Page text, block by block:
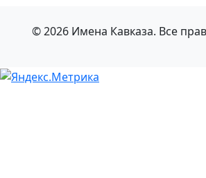
© 2026 Имена Кавказа. Все